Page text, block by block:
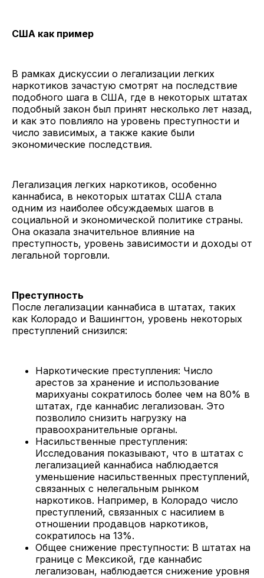
США как пример
В рамках дискуссии о легализации легких
наркотиков зачастую смотрят на последствие
подобного шага в США, где в некоторых штатах
подобный закон был принят несколько лет назад,
и как это повлияло на уровень преступности и
число зависимых, а также какие были
экономические последствия.
Легализация легких наркотиков, особенно
каннабиса, в некоторых штатах США стала
одним из наиболее обсуждаемых шагов в
социальной и экономической политике страны.
Она оказала значительное влияние на
преступность, уровень зависимости и доходы от
легальной торговли.
Преступность
После легализации каннабиса в штатах, таких
как Колорадо и Вашингтон, уровень некоторых
преступлений снизился:
Наркотические преступления: Число
арестов за хранение и использование
марихуаны сократилось более чем на 80% в
штатах, где каннабис легализован. Это
позволило снизить нагрузку на
правоохранительные органы.
Насильственные преступления:
Исследования показывают, что в штатах с
легализацией каннабиса наблюдается
уменьшение насильственных преступлений,
связанных с нелегальным рынком
наркотиков. Например, в Колорадо число
преступлений, связанных с насилием в
отношении продавцов наркотиков,
сократилось на 13%.
Общее снижение преступности: В штатах на
границе с Мексикой, где каннабис
легализован, наблюдается снижение уровня